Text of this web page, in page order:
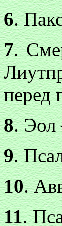
6.
7.
перед
8. Эол
9.
10.
11.